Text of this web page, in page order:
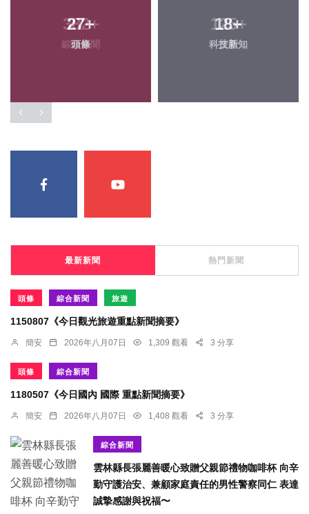
27+
頭條
18+
科技新知
最新新聞 熱門新聞
頭條 綜合新聞 旅遊
1150807《今日觀光旅遊重點新聞摘要》
簡安 2026年八月07日 1,309 觀看 3 分享
頭條 綜合新聞
1180507《今日國內 國際 重點新聞摘要》
簡安 2026年八月07日 1,408 觀看 3 分享
綜合新聞
雲林縣長張麗善暖心致贈父親節禮物咖啡杯 向辛
勤守護治安、兼顧家庭責任的男性警察同仁 表達
誠摯感謝與祝福〜